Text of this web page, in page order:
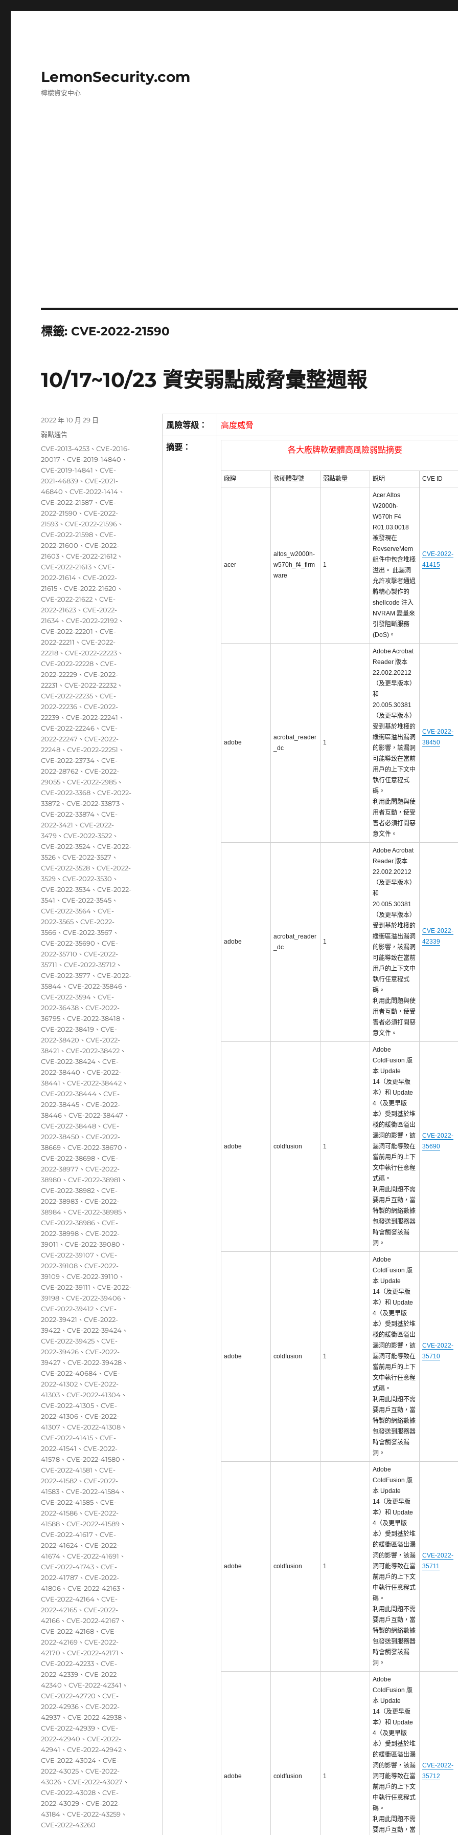
LemonSecurity.com
檸檬資安中心
標籤: CVE-2022-21590
10/17~10/23 資安弱點威脅彙整週報
風險等級： 高度威脅
摘要： 各大廠牌軟硬體高風險弱點摘要
廠牌 軟硬體型號 弱點數量 說明 CVE ID
acer
altos_w2000h-
w570h_f4_firm
ware
1
Acer Altos
W2000h-
W570h F4
R01.03.0018
被發現在
RevserveMem
組件中包含堆棧
溢出。 此漏洞
允許攻擊者通過
將精心製作的
shellcode 注入
NVRAM 變量來
引發阻斷服務
(DoS)。
CVE-2022-
41415
adobe
acrobat_reader
_dc
1
Adobe Acrobat
Reader 版本
22.002.20212
（及更早版本）
和
20.005.30381
（及更早版本）
受到基於堆棧的
緩衝區溢出漏洞
的影響，該漏洞
可能導致在當前
用戶的上下文中
執行任意程式
碼。
利用此問題與使
用者互動，使受
害者必須打開惡
意文件。
CVE-2022-
38450
adobe
acrobat_reader
_dc
1
Adobe Acrobat
Reader 版本
22.002.20212
（及更早版本）
和
20.005.30381
（及更早版本）
受到基於堆棧的
緩衝區溢出漏洞
的影響，該漏洞
可能導致在當前
用戶的上下文中
執行任意程式
碼。
利用此問題與使
用者互動，使受
害者必須打開惡
意文件。
CVE-2022-
42339
adobe coldfusion 1
Adobe
ColdFusion 版
本 Update
14（及更早版
本）和 Update
4（及更早版
本）受到基於堆
棧的緩衝區溢出
漏洞的影響，該
漏洞可能導致在
當前用戶的上下
文中執行任意程
式碼。
利用此問題不需
要用戶互動，當
特製的網絡數據
包發送到服務器
時會觸發該漏
洞。
CVE-2022-
35690
adobe coldfusion 1
Adobe
ColdFusion 版
本 Update
14（及更早版
本）和 Update
4（及更早版
本）受到基於堆
棧的緩衝區溢出
漏洞的影響，該
漏洞可能導致在
當前用戶的上下
文中執行任意程
式碼。
利用此問題不需
要用戶互動，當
特製的網絡數據
包發送到服務器
時會觸發該漏
洞。
CVE-2022-
35710
adobe coldfusion 1
Adobe
ColdFusion 版
本 Update
14（及更早版
本）和 Update
4（及更早版
本）受到基於堆
的緩衝區溢出漏
洞的影響，該漏
洞可能導致在當
前用戶的上下文
中執行任意程式
碼。
利用此問題不需
要用戶互動，當
特製的網絡數據
包發送到服務器
時會觸發該漏
洞。
CVE-2022-
35711
adobe coldfusion 1
Adobe
ColdFusion 版
本 Update
14（及更早版
本）和 Update
4（及更早版
本）受到基於堆
的緩衝區溢出漏
洞的影響，該漏
洞可能導致在當
前用戶的上下文
中執行任意程式
碼。
利用此問題不需
要用戶互動，當
CVE-2022-
35712
發
佈
期:
2022 年 10 月 29 日
分
弱點通告
標
籤
CVE-2013-4253 、CVE-2016-
20017 、CVE-2019-14840 、
CVE-2019-14841 、CVE-
2021-46839 、CVE-2021-
46840 、CVE-2022-1414 、
CVE-2022-21587 、CVE-
2022-21590 、CVE-2022-
21593 、CVE-2022-21596 、
CVE-2022-21598 、CVE-
2022-21600 、CVE-2022-
21603 、CVE-2022-21612 、
CVE-2022-21613 、CVE-
2022-21614 、CVE-2022-
21615 、CVE-2022-21620 、
CVE-2022-21622 、CVE-
2022-21623 、CVE-2022-
21634 、CVE-2022-22192 、
CVE-2022-22201 、CVE-
2022-22211 、CVE-2022-
22218 、CVE-2022-22223 、
CVE-2022-22228 、CVE-
2022-22229 、CVE-2022-
22231 、CVE-2022-22232 、
CVE-2022-22235 、CVE-
2022-22236 、CVE-2022-
22239 、CVE-2022-22241 、
CVE-2022-22246 、CVE-
2022-22247 、CVE-2022-
22248 、CVE-2022-22251 、
CVE-2022-23734 、CVE-
2022-28762 、CVE-2022-
29055 、CVE-2022-2985 、
CVE-2022-3368 、CVE-2022-
33872 、CVE-2022-33873 、
CVE-2022-33874 、CVE-
2022-3421 、CVE-2022-
3479 、CVE-2022-3522 、
CVE-2022-3524 、CVE-2022-
3526 、CVE-2022-3527 、
CVE-2022-3528 、CVE-2022-
3529 、CVE-2022-3530 、
CVE-2022-3534 、CVE-2022-
3541 、CVE-2022-3545 、
CVE-2022-3564 、CVE-
2022-3565 、CVE-2022-
3566 、CVE-2022-3567 、
CVE-2022-35690 、CVE-
2022-35710 、CVE-2022-
35711 、CVE-2022-35712 、
CVE-2022-3577 、CVE-2022-
35844 、CVE-2022-35846 、
CVE-2022-3594 、CVE-
2022-36438 、CVE-2022-
36795 、CVE-2022-38418 、
CVE-2022-38419 、CVE-
2022-38420 、CVE-2022-
38421 、CVE-2022-38422 、
CVE-2022-38424 、CVE-
2022-38440 、CVE-2022-
38441 、CVE-2022-38442 、
CVE-2022-38444 、CVE-
2022-38445 、CVE-2022-
38446 、CVE-2022-38447 、
CVE-2022-38448 、CVE-
2022-38450 、CVE-2022-
38669 、CVE-2022-38670 、
CVE-2022-38698 、CVE-
2022-38977 、CVE-2022-
38980 、CVE-2022-38981 、
CVE-2022-38982 、CVE-
2022-38983 、CVE-2022-
38984 、CVE-2022-38985 、
CVE-2022-38986 、CVE-
2022-38998 、CVE-2022-
39011 、CVE-2022-39080 、
CVE-2022-39107 、CVE-
2022-39108 、CVE-2022-
39109 、CVE-2022-39110 、
CVE-2022-39111 、CVE-2022-
39198 、CVE-2022-39406 、
CVE-2022-39412 、CVE-
2022-39421 、CVE-2022-
39422 、CVE-2022-39424 、
CVE-2022-39425 、CVE-
2022-39426 、CVE-2022-
39427 、CVE-2022-39428 、
CVE-2022-40684 、CVE-
2022-41302 、CVE-2022-
41303 、CVE-2022-41304 、
CVE-2022-41305 、CVE-
2022-41306 、CVE-2022-
41307 、CVE-2022-41308 、
CVE-2022-41415 、CVE-
2022-41541 、CVE-2022-
41578 、CVE-2022-41580 、
CVE-2022-41581 、CVE-
2022-41582 、CVE-2022-
41583 、CVE-2022-41584 、
CVE-2022-41585 、CVE-
2022-41586 、CVE-2022-
41588 、CVE-2022-41589 、
CVE-2022-41617 、CVE-
2022-41624 、CVE-2022-
41674 、CVE-2022-41691 、
CVE-2022-41743 、CVE-
2022-41787 、CVE-2022-
41806 、CVE-2022-42163 、
CVE-2022-42164 、CVE-
2022-42165 、CVE-2022-
42166 、CVE-2022-42167 、
CVE-2022-42168 、CVE-
2022-42169 、CVE-2022-
42170 、CVE-2022-42171 、
CVE-2022-42233 、CVE-
2022-42339 、CVE-2022-
42340 、CVE-2022-42341 、
CVE-2022-42720 、CVE-
2022-42936 、CVE-2022-
42937 、CVE-2022-42938 、
CVE-2022-42939 、CVE-
2022-42940 、CVE-2022-
42941 、CVE-2022-42942 、
CVE-2022-43024 、CVE-
2022-43025 、CVE-2022-
43026 、CVE-2022-43027 、
CVE-2022-43028 、CVE-
2022-43029 、CVE-2022-
43184 、CVE-2022-43259 、
CVE-2022-43260